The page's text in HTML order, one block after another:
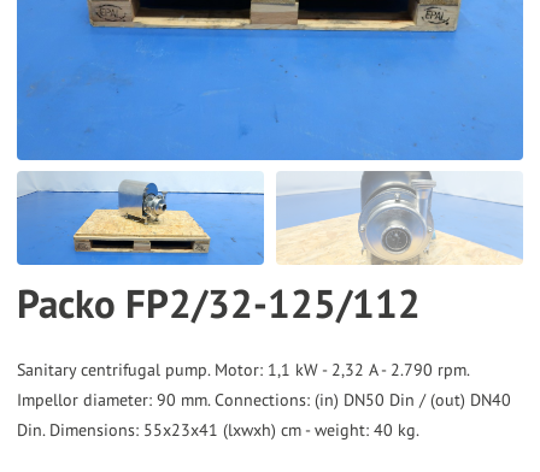
the
selected
Touch
device
users
can
use
and
swipe
gestures.
Packo FP2/32-125/112
Sanitary centrifugal pump. Motor: 1,1 kW - 2,32 A - 2.790 rpm.
Impellor diameter: 90 mm. Connections: (in) DN50 Din / (out) DN40
Din. Dimensions: 55x23x41 (lxwxh) cm - weight: 40 kg.